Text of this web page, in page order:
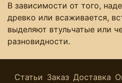
В зависимости от того,
древко или всаживается,
выделяют втульчатые или
разновидности.
Статьи Заказ Доставка